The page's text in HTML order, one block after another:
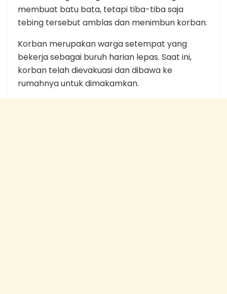
membuat batu bata, tetapi tiba-tiba saja
tebing tersebut amblas dan menimbun korban.
Korban merupakan warga setempat yang
bekerja sebagai buruh harian lepas. Saat ini,
korban telah dievakuasi dan dibawa ke
rumahnya untuk dimakamkan.